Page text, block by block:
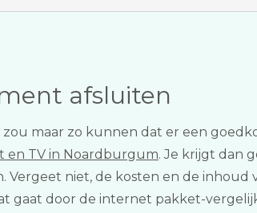
afsluiten
maar zo kunnen dat er een
en TV in Noardburgum. Je krijgt dan
Vergeet niet, de kosten en de
gaat door de internet pakket-